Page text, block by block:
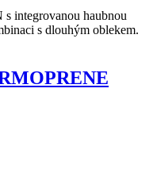
integrovanou haubnou
s dlouhým oblekem.